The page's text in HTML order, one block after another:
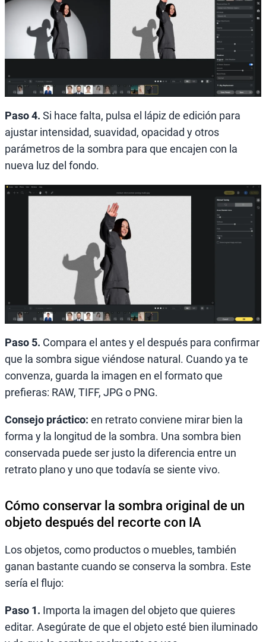
Paso 4. Si hace falta, pulsa el lápiz de edición para
ajustar intensidad, suavidad, opacidad y otros
parámetros de la sombra para que encajen con la
nueva luz del fondo.
Paso 5. Compara el antes y el después para confirmar
que la sombra sigue viéndose natural. Cuando ya te
convenza, guarda la imagen en el formato que
prefieras: RAW, TIFF, JPG o PNG.
Consejo práctico: en retrato conviene mirar bien la
forma y la longitud de la sombra. Una sombra bien
conservada puede ser justo la diferencia entre un
retrato plano y uno que todavía se siente vivo.
Cómo conservar la sombra original de un
objeto después del recorte con IA
Los objetos, como productos o muebles, también
ganan bastante cuando se conserva la sombra. Este
sería el flujo:
Paso 1. Importa la imagen del objeto que quieres
editar. Asegúrate de que el objeto esté bien iluminado